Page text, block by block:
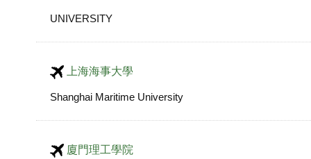
UNIVERSITY
上海海事大學
Shanghai Maritime University
廈門理工學院